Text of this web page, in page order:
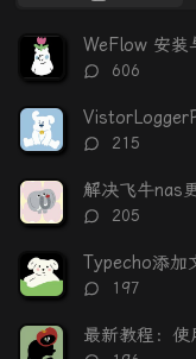
文
章
评
数：
606
评
数：
215
评
数：
205
评
数：
197